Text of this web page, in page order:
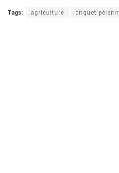
Tags: agriculture criquet pèlerin